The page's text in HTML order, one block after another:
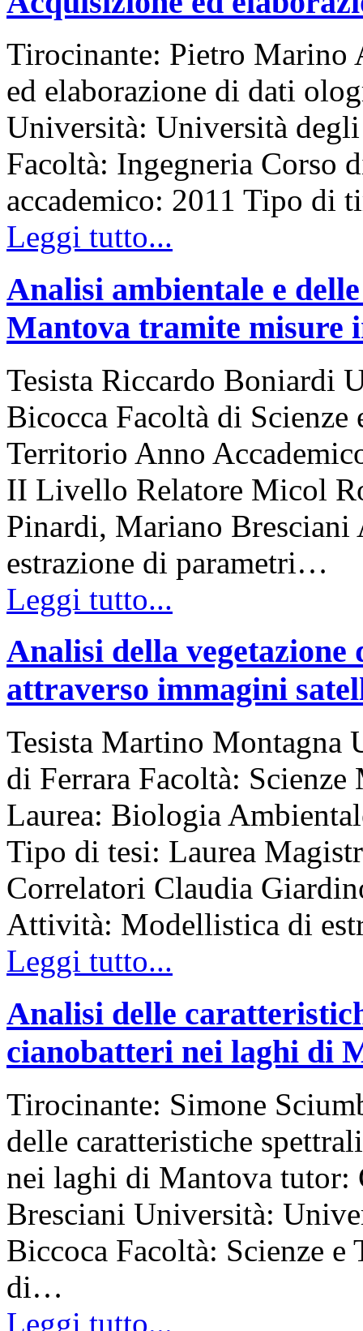
Tirocinante: Pietro
ed elaborazione di dati
Università: Università
Facoltà: Ingegneria Corso
accademico: 2011 Tipo
Leggi tutto...
Analisi ambientale e
Mantova tramite misure
Tesista Riccardo Boniardi
Bicocca Facoltà di
Territorio Anno
II Livello Relatore Micol
Pinardi, Mariano
estrazione di parametri…
Leggi tutto...
Analisi della vegetazione
attraverso immagini
Tesista Martino Montagna
di Ferrara Facoltà:
Laurea: Biologia
Tipo di tesi: Laurea
Correlatori Claudia
Attività: Modellistica di
Leggi tutto...
Analisi delle
cianobatteri nei laghi di
Tirocinante: Simone
delle caratteristiche
nei laghi di Mantova tutor:
Bresciani Università:
Biccoca Facoltà: Scienze
di…
Leggi tutto...